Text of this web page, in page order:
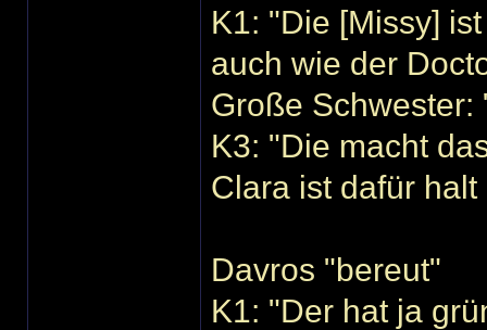
K1: "Die [Missy]
auch wie der
Große Schwester:
K3: "Die macht
Clara ist dafür
Davros "bereut"
K1: "Der hat ja